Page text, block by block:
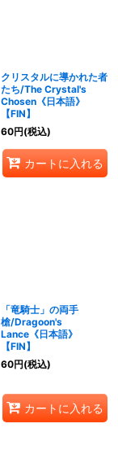
クリスタルに導かれた者
たち/The Crystal's
Chosen《日本語》
【FIN】
60円(税込)
カートに入れる
「竜騎士」の両手
槍/Dragoon's
Lance《日本語》
【FIN】
60円(税込)
カートに入れる